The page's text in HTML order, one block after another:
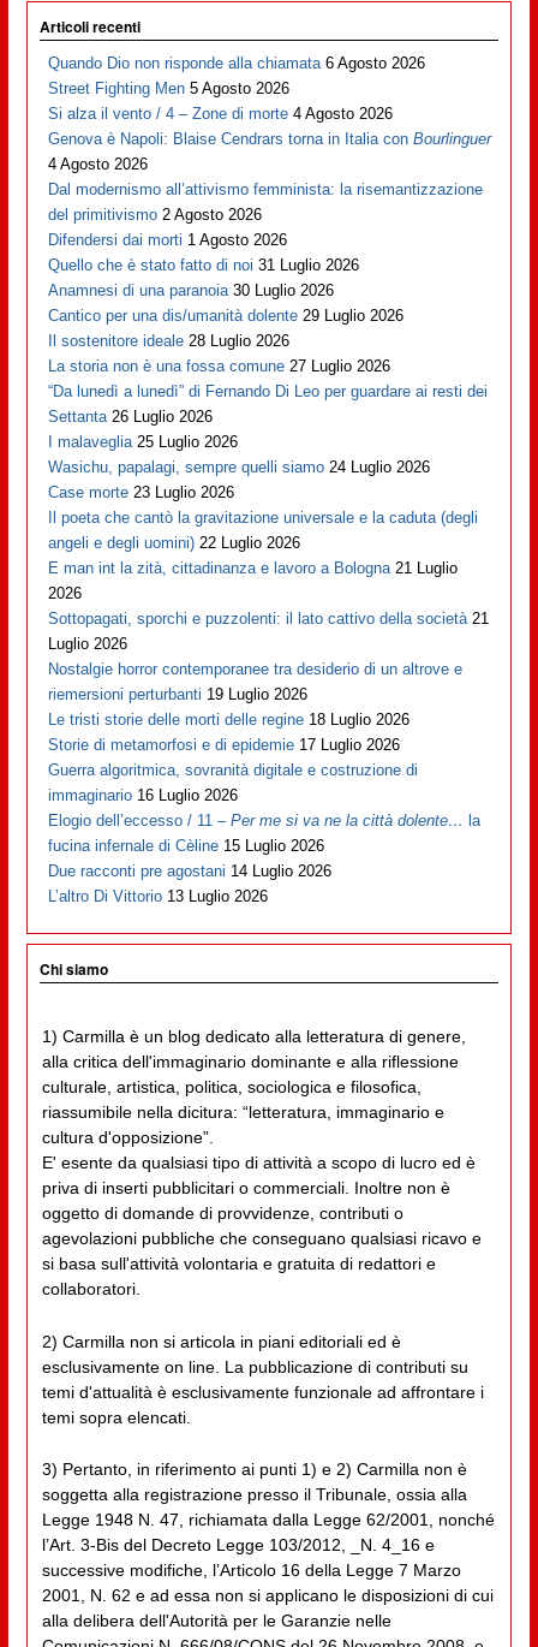
Articoli recenti
Quando Dio non risponde alla chiamata 6 Agosto 2026
Street Fighting Men 5 Agosto 2026
Si alza il vento / 4 – Zone di morte 4 Agosto 2026
Genova è Napoli: Blaise Cendrars torna in Italia conBourlinguer
4 Agosto 2026
Dal modernismo all’attivismo femminista: la risemantizzazione
del primitivismo 2 Agosto 2026
Difendersi dai morti 1 Agosto 2026
Quello che è stato fatto di noi 31 Luglio 2026
Anamnesi di una paranoia 30 Luglio 2026
Cantico per una dis/umanità dolente 29 Luglio 2026
Il sostenitore ideale 28 Luglio 2026
La storia non è una fossa comune 27 Luglio 2026
“Da lunedì a lunedì” di Fernando Di Leo per guardare ai resti dei
Settanta 26 Luglio 2026
I malaveglia 25 Luglio 2026
Wasichu, papalagi, sempre quelli siamo 24 Luglio 2026
Case morte 23 Luglio 2026
Il poeta che cantò la gravitazione universale e la caduta (degli
angeli e degli uomini) 22 Luglio 2026
E man int la zità, cittadinanza e lavoro a Bologna 21 Luglio
2026
Sottopagati, sporchi e puzzolenti: il lato cattivo della società 21
Luglio 2026
Nostalgie horror contemporanee tra desiderio di un altrove e
riemersioni perturbanti 19 Luglio 2026
Le tristi storie delle morti delle regine 18 Luglio 2026
Storie di metamorfosi e di epidemie 17 Luglio 2026
Guerra algoritmica, sovranità digitale e costruzione di
immaginario 16 Luglio 2026
Elogio dell’eccesso / 11 –Per me si va ne la città dolente… la
fucina infernale di Cèline 15 Luglio 2026
Due racconti pre agostani 14 Luglio 2026
L’altro Di Vittorio 13 Luglio 2026
Chi siamo
1) Carmilla è un blog dedicato alla letteratura di genere,
alla critica dell'immaginario dominante e alla riflessione
culturale, artistica, politica, sociologica e filosofica,
riassumibile nella dicitura: “letteratura, immaginario e
cultura d'opposizione”.
E' esente da qualsiasi tipo di attività a scopo di lucro ed è
priva di inserti pubblicitari o commerciali. Inoltre non è
oggetto di domande di provvidenze, contributi o
agevolazioni pubbliche che conseguano qualsiasi ricavo e
si basa sull'attività volontaria e gratuita di redattori e
collaboratori.
2) Carmilla non si articola in piani editoriali ed è
esclusivamente on line. La pubblicazione di contributi su
temi d'attualità è esclusivamente funzionale ad affrontare i
temi sopra elencati.
3) Pertanto, in riferimento ai punti 1) e 2) Carmilla non è
soggetta alla registrazione presso il Tribunale, ossia alla
Legge 1948 N. 47, richiamata dalla Legge 62/2001, nonché
l’Art. 3-Bis del Decreto Legge 103/2012, _N. 4_16 e
successive modifiche, l’Articolo 16 della Legge 7 Marzo
2001, N. 62 e ad essa non si applicano le disposizioni di cui
alla delibera dell'Autorità per le Garanzie nelle